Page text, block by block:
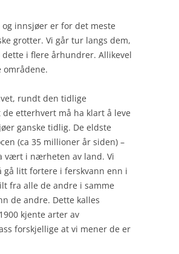
innsjøer er for det meste
grotter. Vi går tur langs dem,
i flere århundrer. Allikevel
områdene.
rundt den tidlige
etterhvert må ha klart å leve
ganske tidlig. De eldste
(ca 35 millioner år siden) –
vært i nærheten av land. Vi
litt fortere i ferskvann enn i
fra alle de andre i samme
de andre. Dette kalles
kjente arter av
forskjellige at vi mener de er